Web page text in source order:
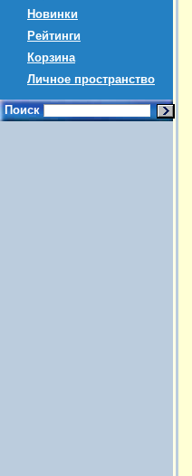
Новинки
Рейтинги
Корзина
Личное пространство
Поиск